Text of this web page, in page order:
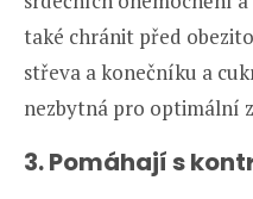
také chránit před
střeva a konečníku a
nezbytná pro optimální
3. Pomáhají s